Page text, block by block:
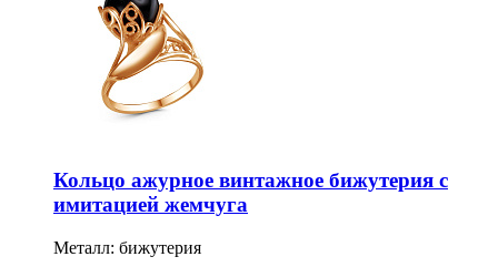
Кольцо ажурное винтажное бижутерия с
имитацией жемчуга
Металл: бижутерия